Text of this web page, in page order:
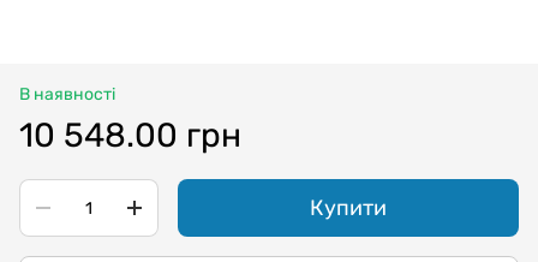
В наявності
10 548.00 грн
Купити